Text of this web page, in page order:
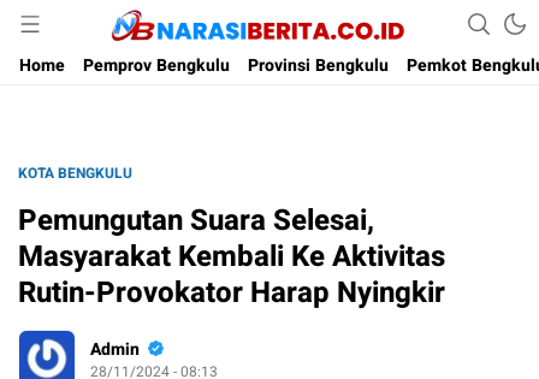
Narasi Berita
Home
Pemprov Bengkulu Provinsi Bengkulu Pemkot
KOTA BENGKULU
Pemungutan Suara Selesai,
Masyarakat Kembali Ke Aktivitas
Rutin-Provokator Harap Nyingkir
Admin
28/11/2024 - 08:13